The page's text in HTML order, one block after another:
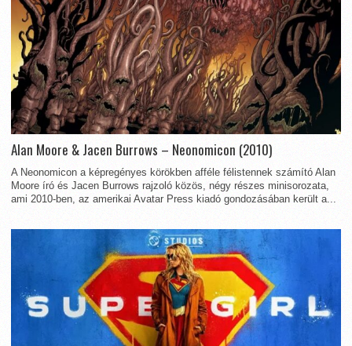
Alan Moore & Jacen Burrows – Neonomicon (2010)
A Neonomicon a képregényes körökben afféle félistennek számító Alan
Moore író és Jacen Burrows rajzoló közös, négy részes minisorozata,
ami 2010-ben, az amerikai Avatar Press kiadó gondozásában került a...